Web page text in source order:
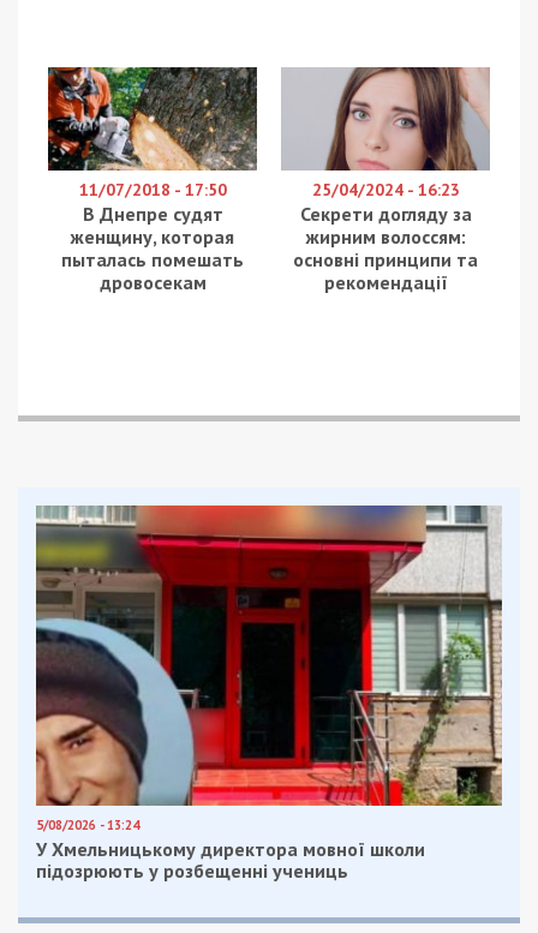
11/07/2018 - 17:50
В Днепре судят
женщину, которая
пыталась помешать
дровосекам
25/04/2024 - 16:23
Секрети догляду за
жирним волоссям:
основні принципи та
рекомендації
5/08/2026 - 13:24
У Хмельницькому директора мовної школи
підозрюють у розбещенні учениць